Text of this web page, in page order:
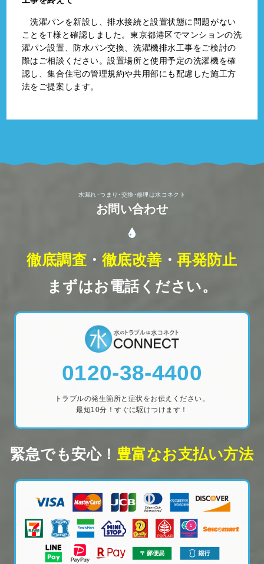
洗濯パンを新設し、排水接続と設置状態に問題がない
ことをT様と確認しました。東京都港区でマンションの洗
濯パン設置、防水パン交換、洗濯機排水工事をご検討の
際はご相談ください。設置場所と使用予定の洗濯機を確
認し、集合住宅の管理規約や共用部にも配慮した施工方
法をご提案します。
水漏れ･つまり･交換･修理は水コネクト
お問い合わせ
徹底調査 ・ 徹底改善 ・再発防止
まずはお電話ください。
0120-38-4400
トラブルの発生箇所と症状をお伝えください。
最短10分！すぐに駆けつけます！
緊急でも安心！ 豊富なお支払い方法